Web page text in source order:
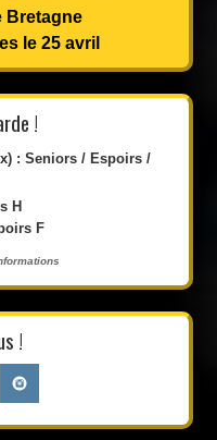
Bretagne
le 25 avril
!
: Seniors / Espoirs /
H
F
!